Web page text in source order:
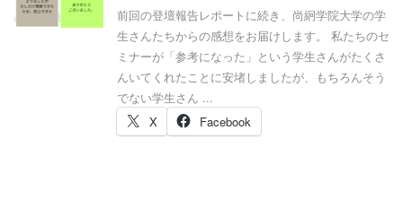
前回の登壇報告レポートに続き、尚絅学院大学の学
生さんたちからの感想をお届けします。 私たちのセ
ミナーが「参考になった」という学生さんがたくさ
んいてくれたことに安堵しましたが、もちろんそう
でない学生さん ...
X
Facebook